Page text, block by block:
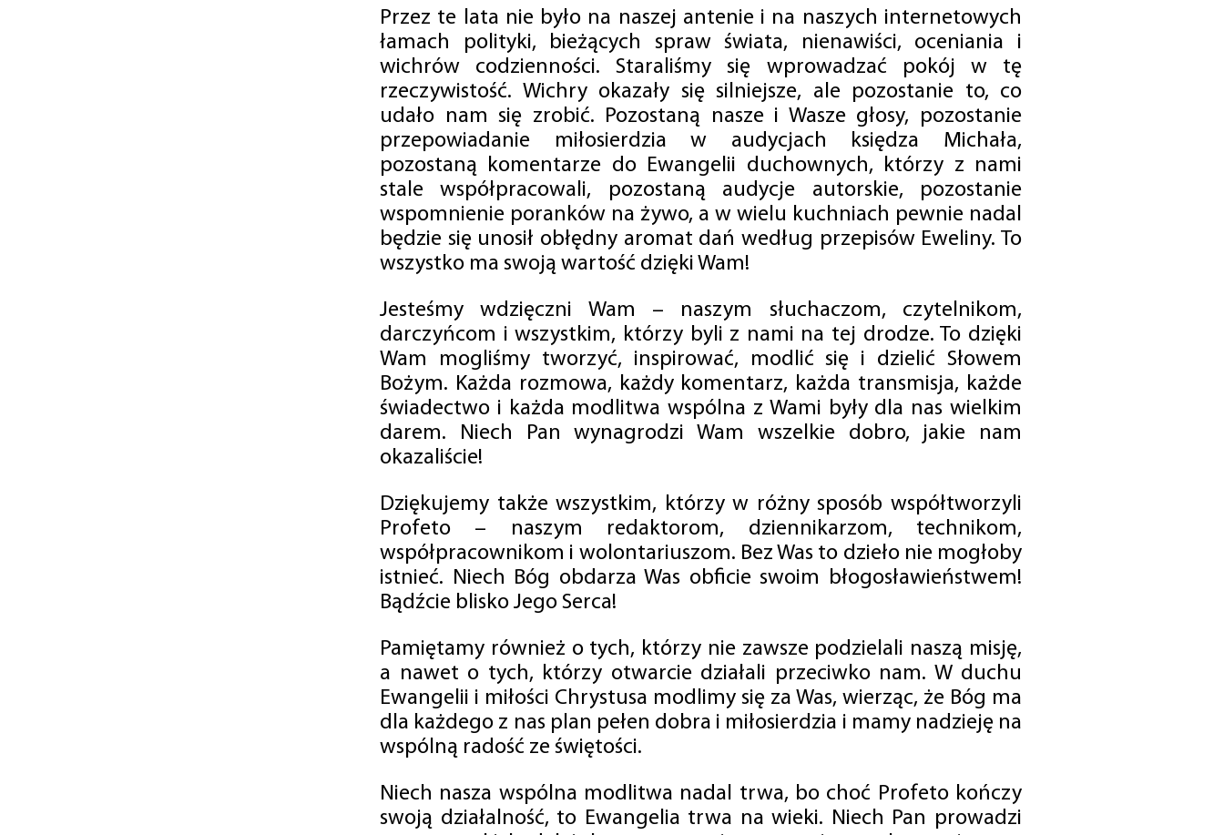
Przez te lata nie było na naszej antenie i na naszych internetowych
łamach polityki, bieżących spraw świata, nienawiści, oceniania i
wichrów codzienności. Staraliśmy się wprowadzać pokój w tę
rzeczywistość. Wichry okazały się silniejsze, ale pozostanie to, co
udało nam się zrobić. Pozostaną nasze i Wasze głosy, pozostanie
przepowiadanie miłosierdzia w audycjach księdza Michała,
pozostaną komentarze do Ewangelii duchownych, którzy z nami
stale współpracowali, pozostaną audycje autorskie, pozostanie
wspomnienie poranków na żywo, a w wielu kuchniach pewnie nadal
będzie się unosił obłędny aromat dań według przepisów Eweliny. To
wszystko ma swoją wartość dzięki Wam!
Jesteśmy wdzięczni Wam – naszym słuchaczom, czytelnikom,
darczyńcom i wszystkim, którzy byli z nami na tej drodze. To dzięki
Wam mogliśmy tworzyć, inspirować, modlić się i dzielić Słowem
Bożym. Każda rozmowa, każdy komentarz, każda transmisja, każde
świadectwo i każda modlitwa wspólna z Wami były dla nas wielkim
darem. Niech Pan wynagrodzi Wam wszelkie dobro, jakie nam
okazaliście!
Dziękujemy także wszystkim, którzy w różny sposób współtworzyli
Profeto – naszym redaktorom, dziennikarzom, technikom,
współpracownikom i wolontariuszom. Bez Was to dzieło nie mogłoby
istnieć. Niech Bóg obdarza Was obficie swoim błogosławieństwem!
Bądźcie blisko Jego Serca!
Pamiętamy również o tych, którzy nie zawsze podzielali naszą misję,
a nawet o tych, którzy otwarcie działali przeciwko nam. W duchu
Ewangelii i miłości Chrystusa modlimy się za Was, wierząc, że Bóg ma
dla każdego z nas plan pełen dobra i miłosierdzia i mamy nadzieję na
wspólną radość ze świętości.
Niech nasza wspólna modlitwa nadal trwa, bo choć Profeto kończy
swoją działalność, to Ewangelia trwa na wieki. Niech Pan prowadzi